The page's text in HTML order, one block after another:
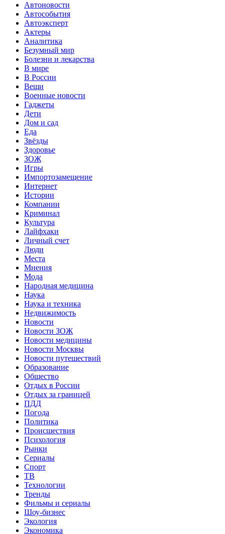
Автоновости
Автособытия
Автоэксперт
Актеры
Аналитика
Безумный мир
Болезни и лекарства
В мире
В России
Вещи
Военные новости
Гаджеты
Дети
Дом и сад
Еда
Звёзды
Здоровье
ЗОЖ
Игры
Импортозамещение
Интернет
Истории
Компании
Криминал
Культура
Лайфхаки
Личный счет
Люди
Места
Мнения
Мода
Народная медицина
Наука
Наука и техника
Недвижимость
Новости
Новости ЗОЖ
Новости медицины
Новости Москвы
Новости путешествий
Образование
Общество
Отдых в России
Отдых за границей
ПДД
Погода
Политика
Происшествия
Психология
Рынки
Сериалы
Спорт
ТВ
Технологии
Тренды
Фильмы и сериалы
Шоу-бизнес
Экология
Экономика